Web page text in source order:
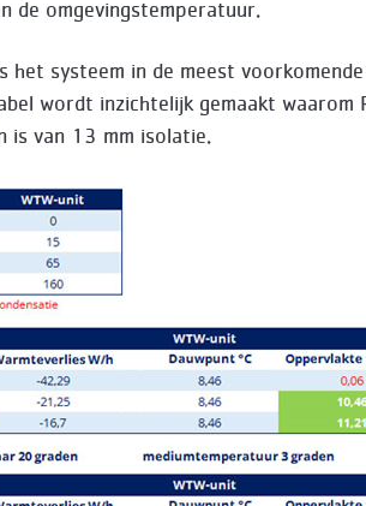
de omgevingstemperatuur.
het systeem in de meest
wordt inzichtelijk gemaakt waarom
is van 13 mm isolatie.